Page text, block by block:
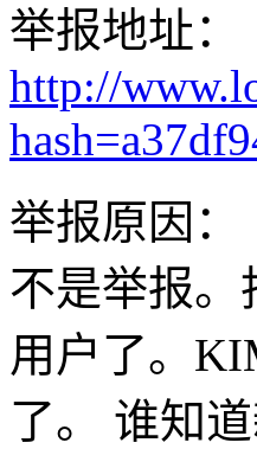
举报地址：
http://
举报原因：
不是举报
用户了。
了。 谁知